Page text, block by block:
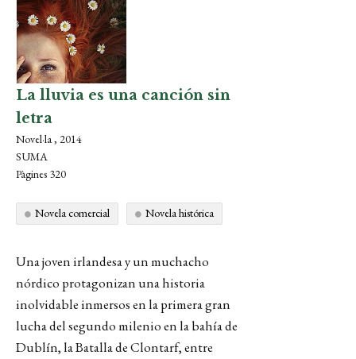
La lluvia es una canción sin
letra
Novel·la , 2014
SUMA
Pàgines 320
Novela comercial Novela histórica
Una joven irlandesa y un muchacho
nórdico protagonizan una historia
inolvidable inmersos en la primera gran
lucha del segundo milenio en la bahía de
Dublín, la Batalla de Clontarf, entre